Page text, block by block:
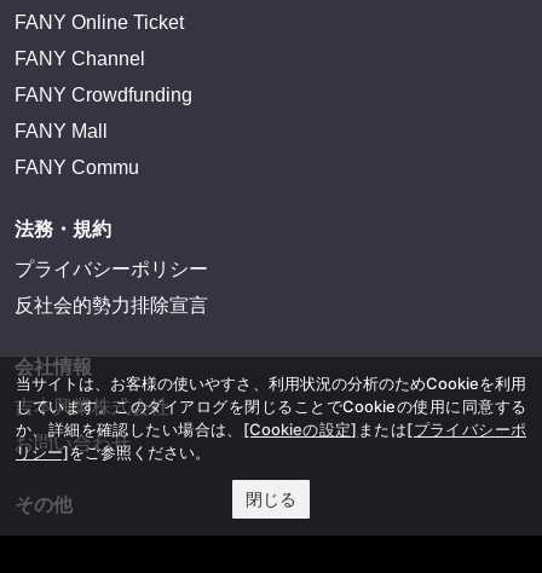
FANY Online Ticket
FANY Channel
FANY Crowdfunding
FANY Mall
FANY Commu
法務・規約
プライバシーポリシー
反社会的勢力排除宣言
会社情報
吉本興業株式会社
お問い合わせ
その他
当サイトは、お客様の使いやすさ、利用状況の分析のためCookieを利用
しています。このダイアログを閉じることでCookieの使用に同意する
か、詳細を確認したい場合は、 [Cookieの設定] または[プライバシーポ
リシー]をご参照ください。
閉じる